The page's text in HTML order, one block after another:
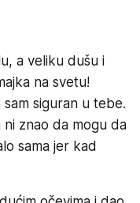
a veliku dušu i
na svetu!
siguran u tebe.
ni znao da mogu da
sama jer kad